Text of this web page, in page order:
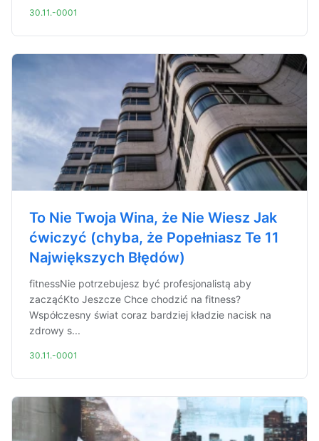
30.11.-0001
To Nie Twoja Wina, że Nie Wiesz Jak
ćwiczyć (chyba, że Popełniasz Te 11
Największych Błędów)
fitnessNie potrzebujesz być profesjonalistą aby
zacząćKto Jeszcze Chce chodzić na fitness?
Współczesny świat coraz bardziej kładzie nacisk na
zdrowy s...
30.11.-0001